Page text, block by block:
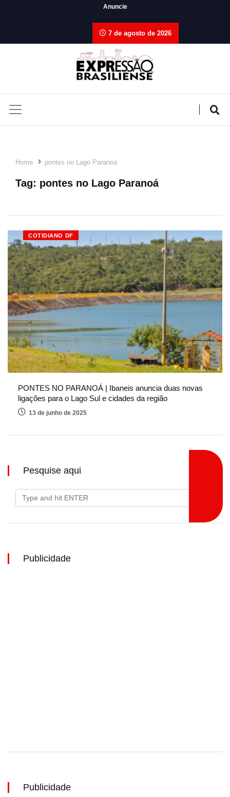
Anuncie
7 de agosto de 2026
Home pontes no Lago Paranoá
Tag: pontes no Lago Paranoá
COTIDIANO DF
PONTES NO PARANOÁ | Ibaneis anuncia duas novas
ligações para o Lago Sul e cidades da região
13 de junho de 2025
Pesquise aqui
Publicidade
Publicidade